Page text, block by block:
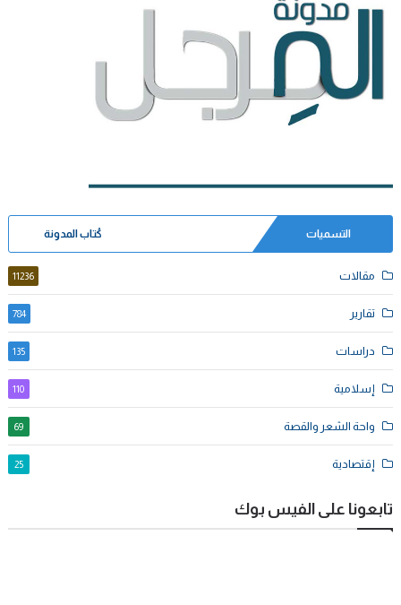
التسميات كُتاب المدونة
مقالات 11236
تقارير 784
دراسات 135
إسلامية 110
واحة الشعر والقصة 69
إقتصادية 25
تابعونا على الفيس بوك